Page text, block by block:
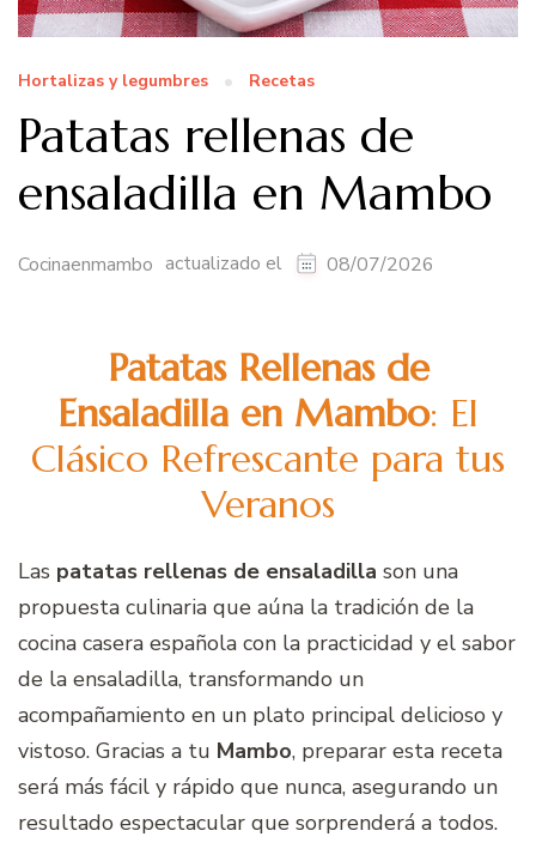
Hortalizas y legumbres Recetas
Patatas rellenas de
ensaladilla en Mambo
Cocinaenmambo actualizado el 08/07/2026
Patatas Rellenas de
Ensaladilla en Mambo: El
Clásico Refrescante para tus
Veranos
Las patatas rellenas de ensaladilla son una
propuesta culinaria que aúna la tradición de la
cocina casera española con la practicidad y el sabor
de la ensaladilla, transformando un
acompañamiento en un plato principal delicioso y
vistoso. Gracias a tu Mambo, preparar esta receta
será más fácil y rápido que nunca, asegurando un
resultado espectacular que sorprenderá a todos.